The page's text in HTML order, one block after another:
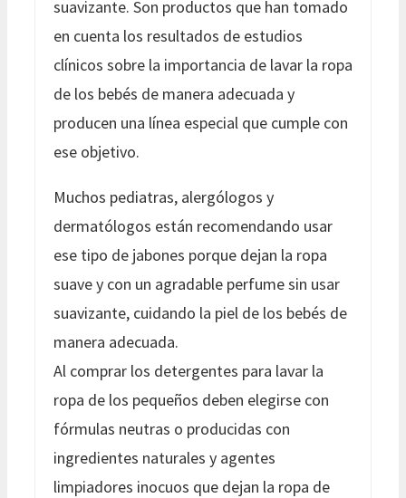
suavizante. Son productos que han tomado
en cuenta los resultados de estudios
clínicos sobre la importancia de lavar la ropa
de los bebés de manera adecuada y
producen una línea especial que cumple con
ese objetivo.
Muchos pediatras, alergólogos y
dermatólogos están recomendando usar
ese tipo de jabones porque dejan la ropa
suave y con un agradable perfume sin usar
suavizante, cuidando la piel de los bebés de
manera adecuada.
Al comprar los detergentes para lavar la
ropa de los pequeños deben elegirse con
fórmulas neutras o producidas con
ingredientes naturales y agentes
limpiadores inocuos que dejan la ropa de